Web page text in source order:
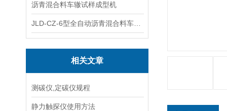
沥青混合料车辙试样成型机
相关文章
测碳仪,定碳仪规程
静力触探仪使用方法